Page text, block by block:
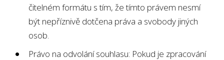
čitelném formátu s tím, že tímto právem nesmí
být nepříznivě dotčena práva a svobody jiných
osob.
Právo na odvolání souhlasu: Pokud je zpracování